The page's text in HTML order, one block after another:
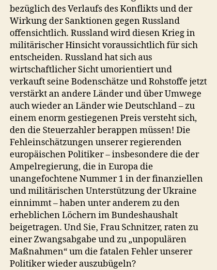
bezüglich des Verlaufs des Konflikts und der
Wirkung der Sanktionen gegen Russland
offensichtlich. Russland wird diesen Krieg in
militärischer Hinsicht voraussichtlich für sich
entscheiden. Russland hat sich aus
wirtschaftlicher Sicht umorientiert und
verkauft seine Bodenschätze und Rohstoffe jetzt
verstärkt an andere Länder und über Umwege
auch wieder an Länder wie Deutschland – zu
einem enorm gestiegenen Preis versteht sich,
den die Steuerzahler berappen müssen! Die
Fehleinschätzungen unserer regierenden
europäischen Politiker – insbesondere die der
Ampelregierung, die in Europa die
unangefochtene Nummer 1 in der finanziellen
und militärischen Unterstützung der Ukraine
einnimmt – haben unter anderem zu den
erheblichen Löchern im Bundeshaushalt
beigetragen. Und Sie, Frau Schnitzer, raten zu
einer Zwangsabgabe und zu „unpopulären
Maßnahmen“ um die fatalen Fehler unserer
Politiker wieder auszubügeln?